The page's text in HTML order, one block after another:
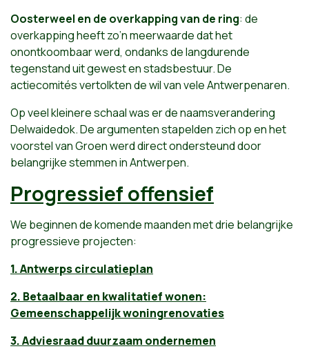
Oosterweel en de overkapping van de ring: de
overkapping heeft zo’n meerwaarde dat het
onontkoombaar werd, ondanks de langdurende
tegenstand uit gewest en stadsbestuur. De
actiecomités vertolkten de wil van vele Antwerpenaren.
Op veel kleinere schaal was er de naamsverandering
Delwaidedok. De argumenten stapelden zich op en het
voorstel van Groen werd direct ondersteund door
belangrijke stemmen in Antwerpen.
Progressief offensief
We beginnen de komende maanden met drie belangrijke
progressieve projecten:
1. Antwerps circulatieplan
2. Betaalbaar en kwalitatief wonen:
Gemeenschappelijk woningrenovaties
3. Adviesraad duurzaam ondernemen